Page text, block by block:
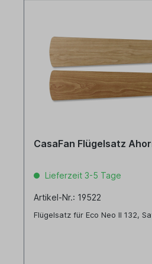
CasaFan Flügelsatz
Lieferzeit 3-5 Tage
Artikel-Nr.: 19522
Flügelsatz für Eco Neo II 132,